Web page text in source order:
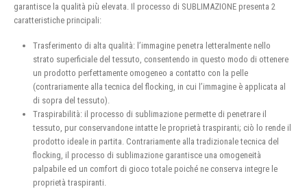
garantisce la qualità più elevata. Il processo di SUBLIMAZIONE presenta 2
caratteristiche principali:
Trasferimento di alta qualità: l’immagine penetra letteralmente nello
strato superficiale del tessuto, consentendo in questo modo di ottenere
un prodotto perfettamente omogeneo a contatto con la pelle
(contrariamente alla tecnica del flocking, in cui l’immagine è applicata al
di sopra del tessuto).
Traspirabilità: il processo di sublimazione permette di penetrare il
tessuto, pur conservandone intatte le proprietà traspiranti; ciò lo rende il
prodotto ideale in partita. Contrariamente alla tradizionale tecnica del
flocking, il processo di sublimazione garantisce una omogeneità
palpabile ed un comfort di gioco totale poiché ne conserva integre le
proprietà traspiranti.